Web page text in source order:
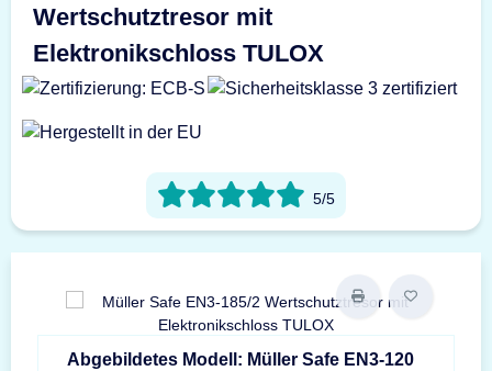
Wertschutztresor mit
Elektronikschloss TULOX
5/5
Abgebildetes Modell: Müller Safe EN3-120